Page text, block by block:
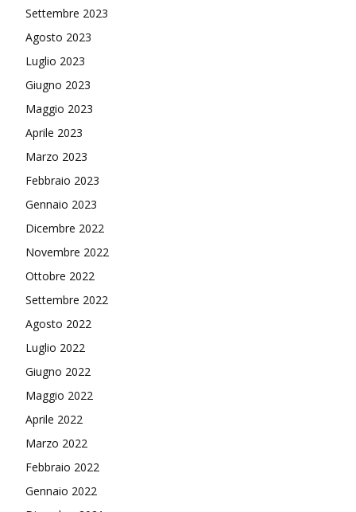
Settembre 2023
Agosto 2023
Luglio 2023
Giugno 2023
Maggio 2023
Aprile 2023
Marzo 2023
Febbraio 2023
Gennaio 2023
Dicembre 2022
Novembre 2022
Ottobre 2022
Settembre 2022
Agosto 2022
Luglio 2022
Giugno 2022
Maggio 2022
Aprile 2022
Marzo 2022
Febbraio 2022
Gennaio 2022